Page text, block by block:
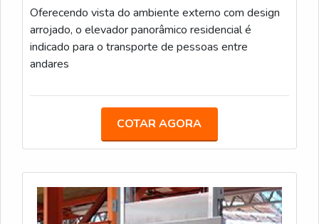
Oferecendo vista do ambiente externo com design
arrojado, o elevador panorâmico residencial é
indicado para o transporte de pessoas entre
andares
COTAR AGORA